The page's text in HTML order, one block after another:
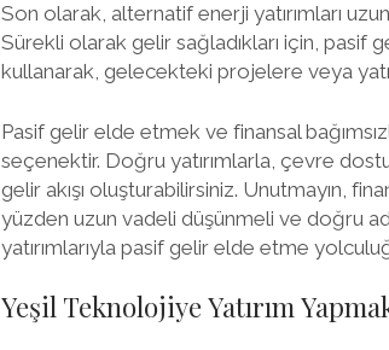
Son olarak, alternatif enerji yatırımları
Sürekli olarak gelir sağladıkları için, pasif
kullanarak, gelecekteki projelere veya
Pasif gelir elde etmek ve finansal
seçenektir. Doğru yatırımlarla, çevre
gelir akışı oluşturabilirsiniz. Unutmayın,
yüzden uzun vadeli düşünmeli ve doğru
yatırımlarıyla pasif gelir elde etme
Yeşil Teknolojiye Yatırım